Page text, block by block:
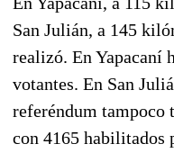
San Julián, a 145
realizó. En Yapacaní
votantes. En San
referéndum tampoco
con 4165 habilitados